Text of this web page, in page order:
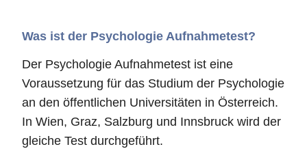
Was ist der Psychologie Aufnahmetest?
Der Psychologie Aufnahmetest ist eine
Voraussetzung für das Studium der Psychologie
an den öffentlichen Universitäten in Österreich.
In Wien, Graz, Salzburg und Innsbruck wird der
gleiche Test durchgeführt.